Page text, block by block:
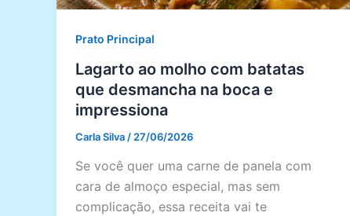
Prato Principal
Lagarto ao molho com batatas
que desmancha na boca e
impressiona
Carla Silva / 27/06/2026
Se você quer uma carne de panela com
cara de almoço especial, mas sem
complicação, essa receita vai te